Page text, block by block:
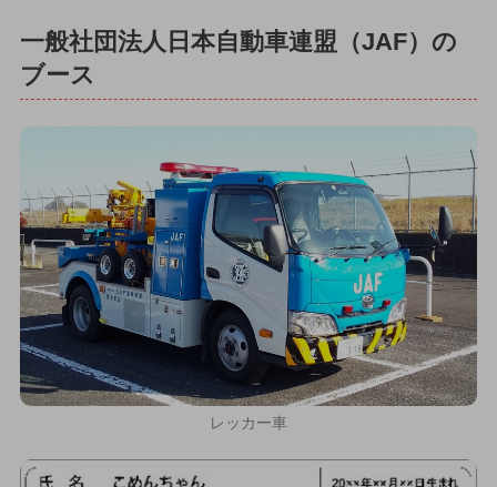
一般社団法人日本自動車連盟（JAF）の
ブース
レッカー車